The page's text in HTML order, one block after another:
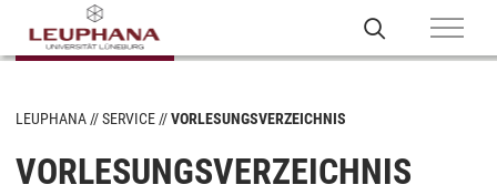
LEUPHANA SERVICE VORLESUNGSVERZEICHNIS
VORLESUNGSVERZEICHNIS